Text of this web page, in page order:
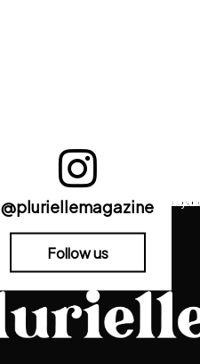
@pluriellemagazine
Follow us